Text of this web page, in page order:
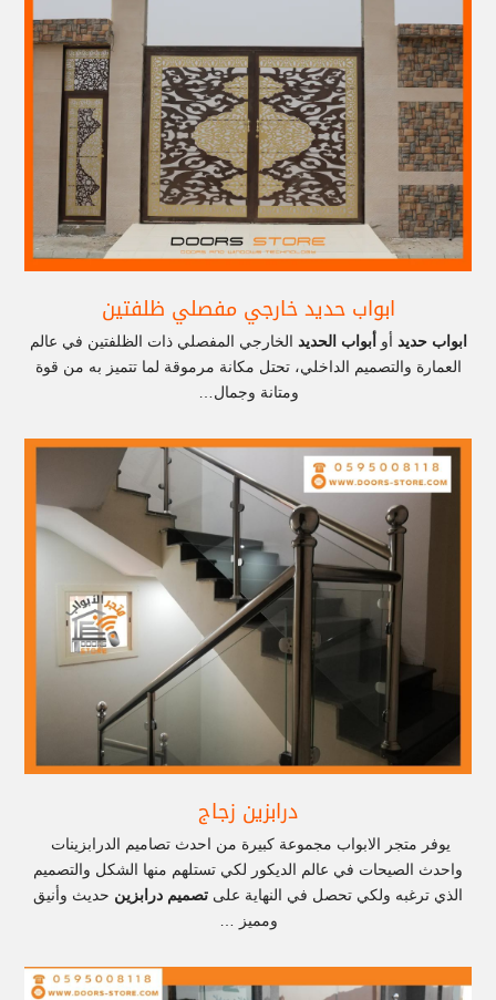
ابواب حديد خارجي مفصلي ظلفتين
ابواب حديد أو أبواب الحديد الخارجي المفصلي ذات الظلفتين في عالم
العمارة والتصميم الداخلي، تحتل مكانة مرموقة لما تتميز به من قوة
ومتانة وجمال…
درابزين زجاج
يوفر متجر الابواب مجموعة كبيرة من احدث تصاميم الدرابزينات
واحدث الصيحات في عالم الديكور لكي تستلهم منها الشكل والتصميم
الذي ترغبه ولكي تحصل في النهاية على تصميم درابزين حديث وأنيق
ومميز …